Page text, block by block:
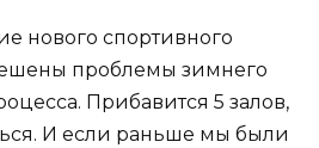
нового спортивного
проблемы зимнего
Прибавится 5 залов,
И если раньше мы были